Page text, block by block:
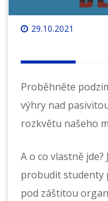
29.10.2021
Proběhněte
výhry nad
rozkvětu našeho
A o co vlastně
probudit studenty
pod záštitou